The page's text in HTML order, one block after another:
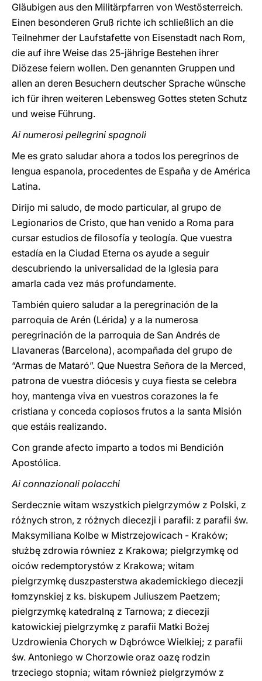
Gläubigen aus den Militärpfarren von Westösterreich.
Einen besonderen Gruß richte ich schließlich an die
Teilnehmer der Laufstafette von Eisenstadt nach Rom,
die auf ihre Weise das 25-jährige Bestehen ihrer
Diözese feiern wollen. Den genannten Gruppen und
allen an deren Besuchern deutscher Sprache wünsche
ich für ihren weiteren Lebensweg Gottes steten Schutz
und weise Führung.
Ai numerosi pellegrini spagnoli
Me es grato saludar ahora a todos los peregrinos de
lengua espanola, procedentes de España y de América
Latina.
Dirijo mi saludo, de modo particular, al grupo de
Legionarios de Cristo, que han venido a Roma para
cursar estudios de filosofía y teología. Que vuestra
estadía en la Ciudad Eterna os ayude a seguir
descubriendo la universalidad de la Iglesia para
amarla cada vez más profundamente.
También quiero saludar a la peregrinación de la
parroquia de Arén (Lérida) y a la numerosa
peregrinación de la parroquia de San Andrés de
Llavaneras (Barcelona), acompañada del grupo de
“Armas de Mataró”. Que Nuestra Señora de la Merced,
patrona de vuestra diócesis y cuya fiesta se celebra
hoy, mantenga viva en vuestros corazones la fe
cristiana y conceda copiosos frutos a la santa Misión
que estáis realizando.
Con grande afecto imparto a todos mi Bendición
Apostólica.
Ai connazionali polacchi
Serdecznie witam wszystkich pielgrzymów z Polski, z
różnych stron, z różnych diecezji i parafii: z parafii św.
Maksymiliana Kolbe w Mistrzejowicach - Kraków;
służbę zdrowia równiez z Krakowa; pielgrzymkę od
oiców redemptorystów z Krakowa; witam
pielgrzymkę duszpasterstwa akademickiego diecezji
łomzynskiej z ks. biskupem Juliuszem Paetzem;
pielgrzymkę katedralną z Tarnowa; z diecezji
katowickiej pielgrzymkę z parafii Matki Bożej
Uzdrowienia Chorych w Dąbrówce Wielkiej; z parafii
św. Antoniego w Chorzowie oraz oazę rodzin
trzeciego stopnia; witam również pielgrzymów z